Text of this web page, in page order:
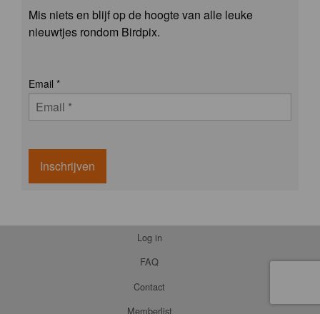
Mis niets en blijf op de hoogte van alle leuke
nieuwtjes rondom Birdpix.
Email *
Inschrijven
Log in
FAQ
Contact
Memberlist